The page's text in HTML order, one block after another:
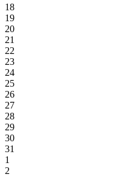
18
19
20
21
22
23
24
25
26
27
28
29
30
31
1
2